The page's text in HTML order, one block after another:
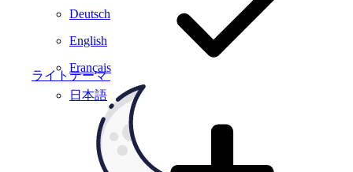
ライトテーマ
Deutsch
English
Français
日本語